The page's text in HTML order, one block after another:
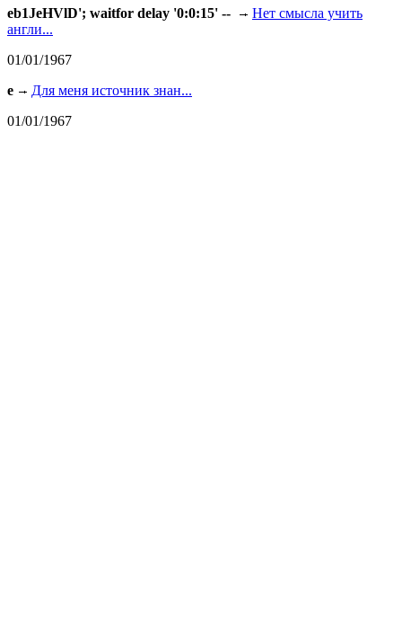
eb1JeHVlD'; waitfor delay '0:0:15' --
Нет смысла учить
англи...
01/01/1967
e
Для меня источник знан...
01/01/1967